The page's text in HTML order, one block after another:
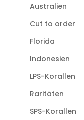
Australien
Cut to order
Florida
Indonesien
LPS-Korallen
Raritäten
SPS-Korallen